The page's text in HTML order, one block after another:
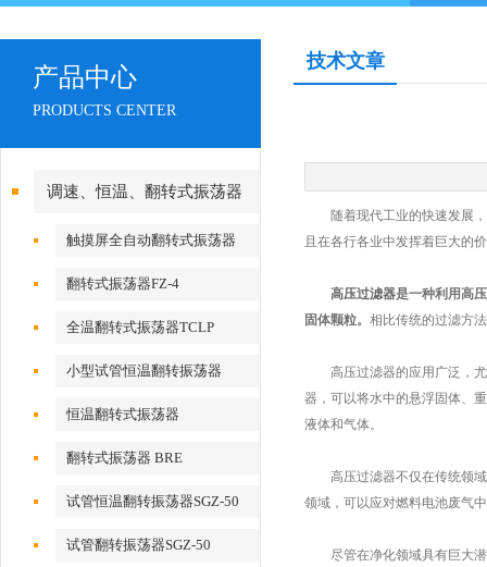
产品中心
PRODUCTS CENTER
调速、恒温、翻转式振荡器
触摸屏全自动翻转式振荡器
翻转式振荡器FZ-4
全温翻转式振荡器TCLP
小型试管恒温翻转振荡器
恒温翻转式振荡器
翻转式振荡器 BRE
试管恒温翻转振荡器SGZ-50
试管翻转振荡器SGZ-50
技术文章
随着现代工业的快速发展，
且在各行各业中发挥着巨大的
高压过滤器是一种利用高
固体颗粒。 相比传统的过滤方
高压过滤器的应用广泛，尤
器，可以将水中的悬浮固体、
液体和气体。
高压过滤器不仅在传统领域
领域，可以应对燃料电池废气
尽管在净化领域具有巨大潜